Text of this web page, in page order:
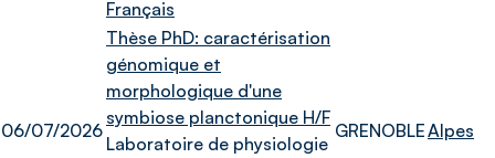
Français
06/07/2026
Thèse PhD: caractérisation
génomique et
morphologique d'une
symbiose planctonique H/F
Laboratoire de physiologie
GRENOBLEAlpes